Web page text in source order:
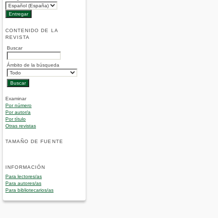
CONTENIDO DE LA
REVISTA
Buscar
Ámbito de la búsqueda
Examinar
Por número
Por autor/a
Por título
Otras revistas
TAMAÑO DE FUENTE
INFORMACIÓN
Para lectores/as
Para autores/as
Para bibliotecarios/as